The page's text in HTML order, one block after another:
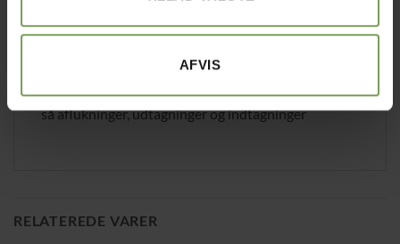
AFVIS
Bogen er delt op, først vises frem og tilbage rækker,
så aflukninger, udtagninger og indtagninger
RELATEREDE VARER